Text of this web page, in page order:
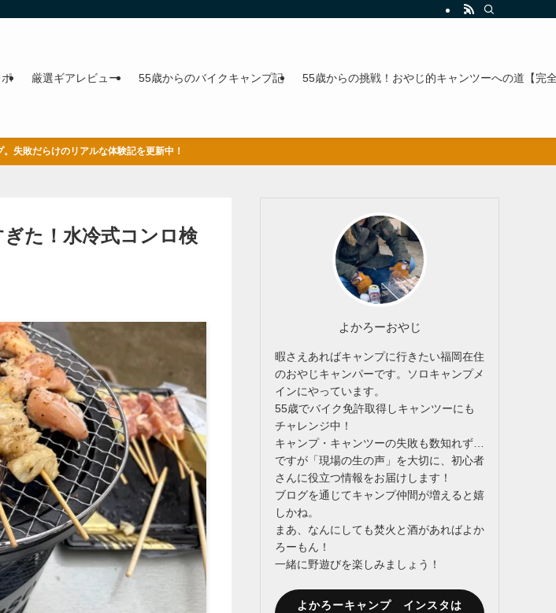
厳選ギアレビュー 55歳からのバイクキャンプ記 55歳からの挑戦！おやじ的キャンツーへの道【完
失敗だらけのリアルな体験記を更新中！
ぎた！水冷式コンロ検
よかろーおやじ
暇さえあればキャンプに行きたい福岡在住
のおやじキャンパーです。ソロキャンプメ
インにやっています。
55歳でバイク免許取得しキャンツーにも
チャレンジ中！
キャンプ・キャンツーの失敗も数知れず…
ですが「現場の生の声」を大切に、初心者
さんに役立つ情報をお届けします！
ブログを通じてキャンプ仲間が増えると嬉
しかね。
まあ、なんにしても焚火と酒があればよか
ろーもん！
一緒に野遊びを楽しみましょう！
よかろーキャンプ インスタは